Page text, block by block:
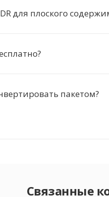
для плоского
пакетом?
Связанные